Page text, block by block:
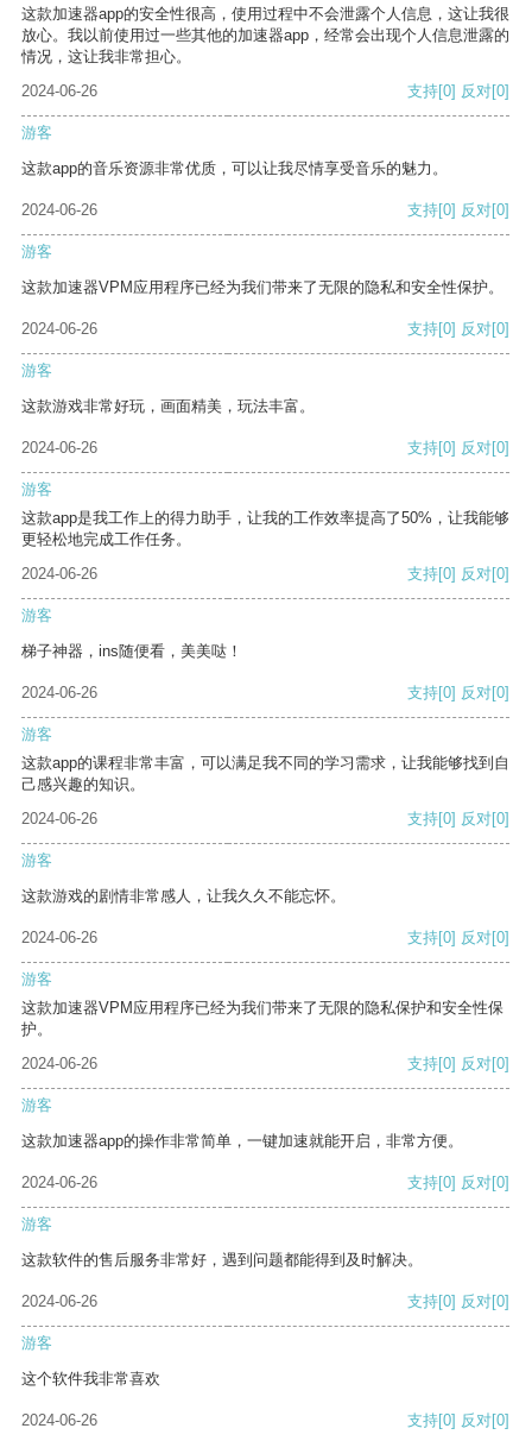
这款加速器app的安全性很高，使用过程中不会泄露个人信息，这让我很
放心。我以前使用过一些其他的加速器app，经常会出现个人信息泄露的
情况，这让我非常担心。
2024-06-26
支持[0] 反对[0]
游客
这款app的音乐资源非常优质，可以让我尽情享受音乐的魅力。
2024-06-26 支持[0] 反对[0]
游客
这款加速器VPM应用程序已经为我们带来了无限的隐私和安全性保护。
2024-06-26 支持[0] 反对[0]
游客
这款游戏非常好玩，画面精美，玩法丰富。
2024-06-26 支持[0] 反对[0]
游客
这款app是我工作上的得力助手，让我的工作效率提高了50%，让我能够
更轻松地完成工作任务。
2024-06-26
支持[0] 反对[0]
游客
梯子神器，ins随便看，美美哒！
2024-06-26 支持[0] 反对[0]
游客
这款app的课程非常丰富，可以满足我不同的学习需求，让我能够找到自
己感兴趣的知识。
2024-06-26
支持[0] 反对[0]
游客
这款游戏的剧情非常感人，让我久久不能忘怀。
2024-06-26 支持[0] 反对[0]
游客
这款加速器VPM应用程序已经为我们带来了无限的隐私保护和安全性保
护。
2024-06-26
支持[0] 反对[0]
游客
这款加速器app的操作非常简单，一键加速就能开启，非常方便。
2024-06-26 支持[0] 反对[0]
游客
这款软件的售后服务非常好，遇到问题都能得到及时解决。
2024-06-26 支持[0] 反对[0]
游客
这个软件我非常喜欢
2024-06-26 支持[0] 反对[0]